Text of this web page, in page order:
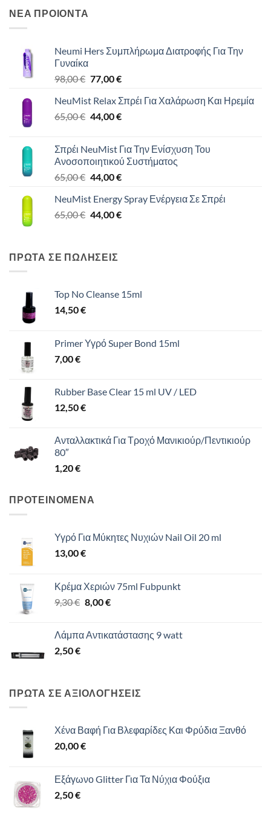
ΝΕΑ ΠΡΟΙΟΝΤΑ
Neumi Hers Συμπλήρωμα Διατροφής Για Την
Γυναίκα
98,00€ Original
was:
98,00 €.
77,00€Η
τιμή
είναι:
NeuMist Relax Σπρέι Για Χαλάρωση Και Ηρεμία
65,00€ Original
65,00 €.
44,00€Η
είναι:
44,00 €.
Σπρέι NeuMist Για Την Ενίσχυση Του
Ανοσοποιητικού Συστήματος
65,00€ Original
was:
65,00 €.
44,00€Η
τιμή
είναι:
NeuMist Energy Spray Ενέργεια Σε Σπρέι
65,00€ Original
65,00 €.
44,00€Η
ΠΡΩΤΑ ΣΕ ΠΩΛΗΣΕΙΣ
Top No Cleanse 15ml
14,50€
Primer Υγρό Super Bond 15ml
7,00€
Rubber Base Clear 15 ml UV / LED
12,50€
Ανταλλακτικά Για Τροχό Μανικιούρ/Πεντικιούρ
80″
1,20€
ΠΡΟΤΕΙΝΟΜΕΝΑ
Υγρό Για Μύκητες Νυχιών Nail Oil 20 ml
13,00€
Κρέμα Χεριών 75ml Fubpunkt
9,30€ Original
9,30 €.
8,00€Η
είναι:
Λάμπα Αντικατάστασης 9 watt
2,50€
ΠΡΩΤΑ ΣΕ ΑΞΙΟΛΟΓΗΣΕΙΣ
Χένα Βαφή Για Βλεφαρίδες Και Φρύδια Ξανθό
20,00€
Εξάγωνο Glitter Για Τα Νύχια Φούξια
2,50€